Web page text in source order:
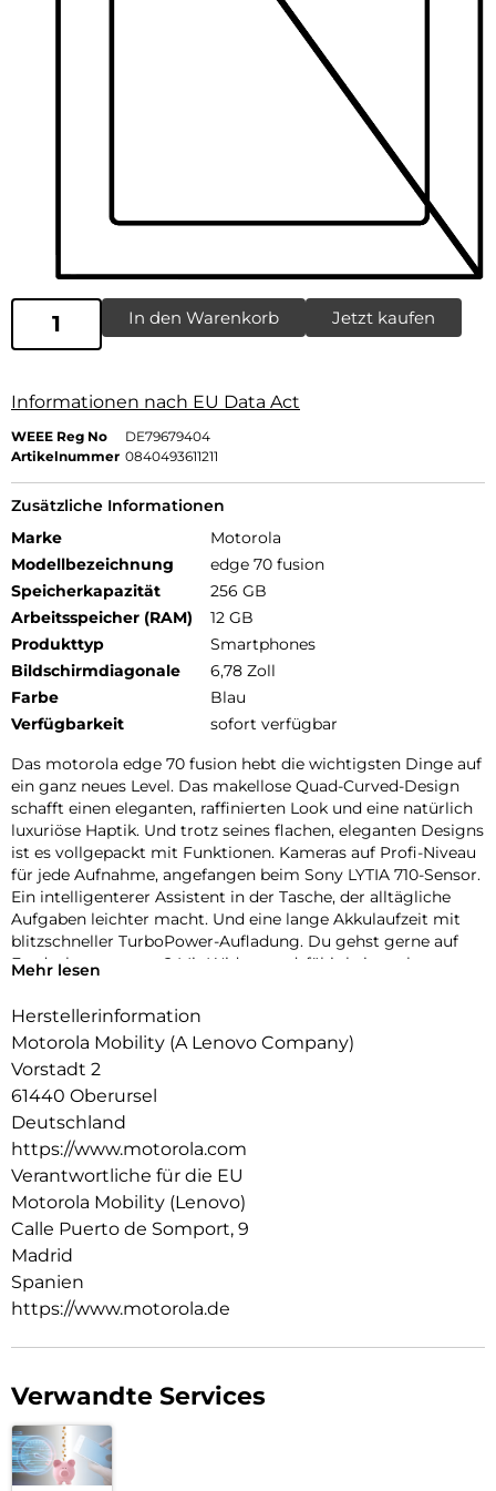
In den Warenkorb Jetzt kaufen
Informationen nach EU Data Act
WEEE Reg No
DE79679404
Artikelnummer 0840493611211
Zusätzliche Informationen
Marke
Motorola
Modellbezeichnung
edge 70 fusion
Speicherkapazität
256 GB
Arbeitsspeicher (RAM)
12 GB
Produkttyp
Smartphones
Bildschirmdiagonale
6,78 Zoll
Farbe
Blau
Verfügbarkeit
sofort verfügbar
Das motorola edge 70 fusion hebt die wichtigsten Dinge auf
ein ganz neues Level. Das makellose Quad-Curved-Design
schafft einen eleganten, raffinierten Look und eine natürlich
luxuriöse Haptik. Und trotz seines flachen, eleganten Designs
ist es vollgepackt mit Funktionen. Kameras auf Profi-Niveau
für jede Aufnahme, angefangen beim Sony LYTIA 710-Sensor.
Ein intelligenterer Assistent in der Tasche, der alltägliche
Aufgaben leichter macht. Und eine lange Akkulaufzeit mit
blitzschneller TurboPower-Aufladung. Du gehst gerne auf
Entdeckungstouren? Mit Widerstandsfähigkeit nach
losziehen. Und all das plus ein 6,78-Zoll-Super-HD-Display
Snapdragon-Leistung und jede Menge Speicherplatz für
deine Inhalte und Kreationen. Das neue motorola edge 70
fusion ist einfach perfekt.
Mehr lesen
Herstellerinformation
Motorola Mobility (A Lenovo Company)
Vorstadt 2
61440 Oberursel
Deutschland
https://www.motorola.com
Verantwortliche für die EU
Motorola Mobility (Lenovo)
Calle Puerto de Somport, 9
Madrid
Spanien
https://www.motorola.de
Verwandte Services